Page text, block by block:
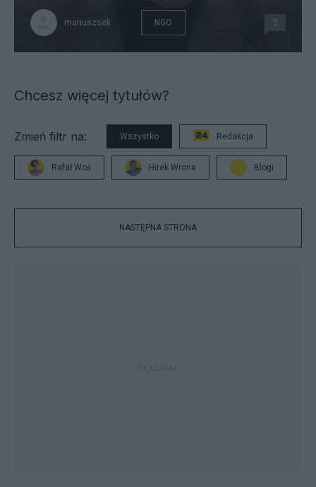
mariuszsek NGO 2
Chcesz więcej tytułów?
Zmień filtr na: Wszystko Redakcja
Rafał Woś Hirek Wrona Blogi
NASTĘPNA STRONA